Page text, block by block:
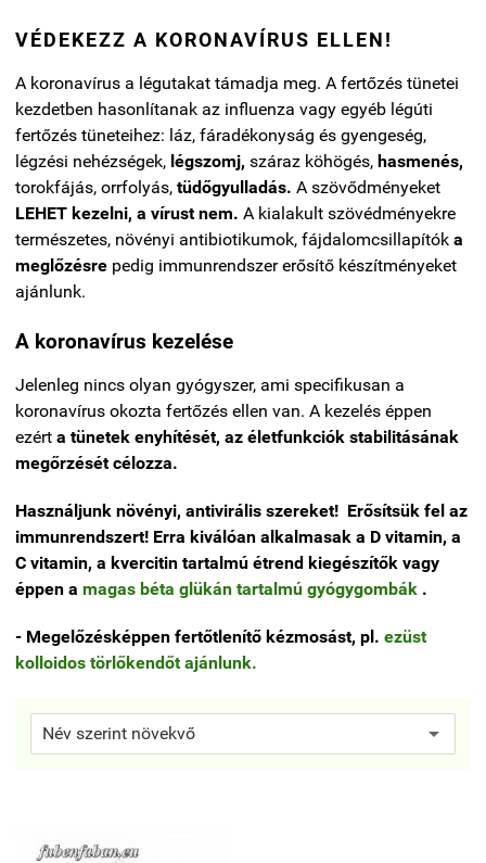
VÉDEKEZZ A KORONAVÍRUS ELLEN!
A koronavírus a légutakat támadja meg. A fertőzés tünetei
kezdetben hasonlítanak az influenza vagy egyéb légúti
fertőzés tüneteihez: láz, fáradékonyság és gyengeség,
légzési nehézségek, légszomj, száraz köhögés, hasmenés,
torokfájás, orrfolyás, tüdőgyulladás. A szövődményeket
LEHET kezelni, a vírust nem. A kialakult szövédményekre
természetes, növényi antibiotikumok, fájdalomcsillapítók a
meglőzésre pedig immunrendszer erősítő készítményeket
ajánlunk.
A koronavírus kezelése
Jelenleg nincs olyan gyógyszer, ami specifikusan a
koronavírus okozta fertőzés ellen van. A kezelés éppen
ezért a tünetek enyhítését, az életfunkciók stabilitásának
megőrzését célozza.
Használjunk növényi, antivirális szereket! Erősítsük fel az
immunrendszert! Erra kiválóan alkalmasak a D vitamin, a
C vitamin, a kvercitin tartalmú étrend kiegészítők vagy
éppen a magas béta glükán tartalmú gyógygombák .
- Megelőzésképpen fertőtlenítő kézmosást, pl. ezüst
kolloidos törlőkendőt ajánlunk.